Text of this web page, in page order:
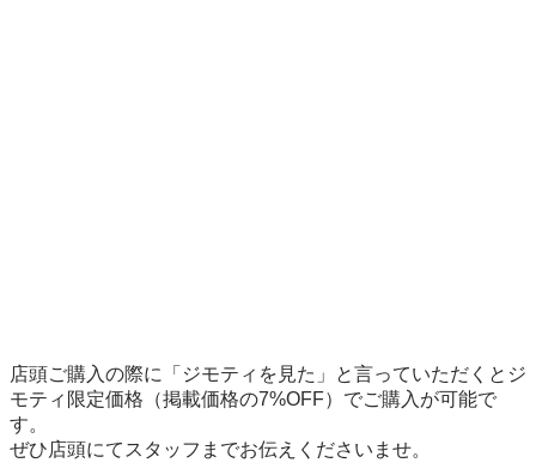
店頭ご購入の際に「ジモティを見た」と言っていただくとジ
モティ限定価格（掲載価格の7%OFF）でご購入が可能で
す。
ぜひ店頭にてスタッフまでお伝えくださいませ。